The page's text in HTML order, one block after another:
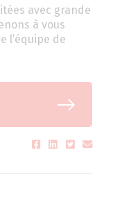
avec grande
à vous
l’équipe de